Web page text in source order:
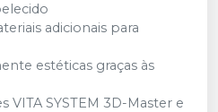
adicionais para
estéticas graças às
VITA SYSTEM 3D-Master e